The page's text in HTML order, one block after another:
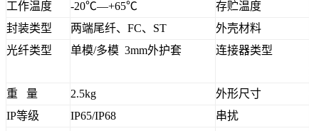
工作温度
-20℃—+65℃ 存贮温度
封装类型
两端尾纤、FC、ST 外壳材料
光纤类型
单模/多模 3mm外护套 连接器类型
重 量
2.5kg 外形尺寸
IP等级
IP65/IP68 串扰